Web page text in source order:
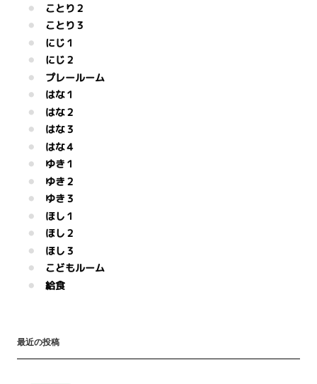
ことり２
ことり３
にじ１
にじ２
プレールーム
はな１
はな２
はな３
はな４
ゆき１
ゆき２
ゆき３
ほし１
ほし２
ほし３
こどもルーム
給食
最近の投稿